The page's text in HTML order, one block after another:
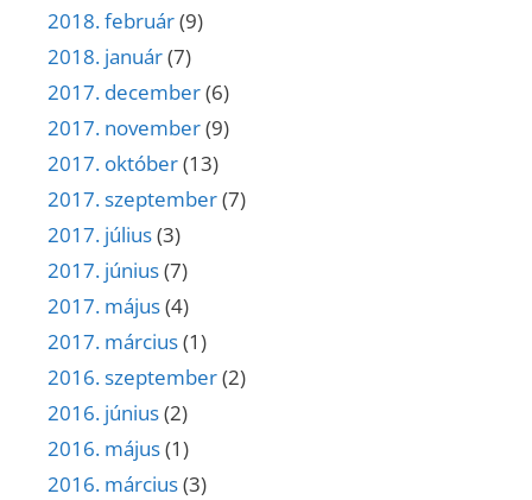
2018. február(9)
2018. január(7)
2017. december(6)
2017. november(9)
2017. október(13)
2017. szeptember(7)
2017. július(3)
2017. június(7)
2017. május(4)
2017. március(1)
2016. szeptember(2)
2016. június(2)
2016. május(1)
2016. március(3)